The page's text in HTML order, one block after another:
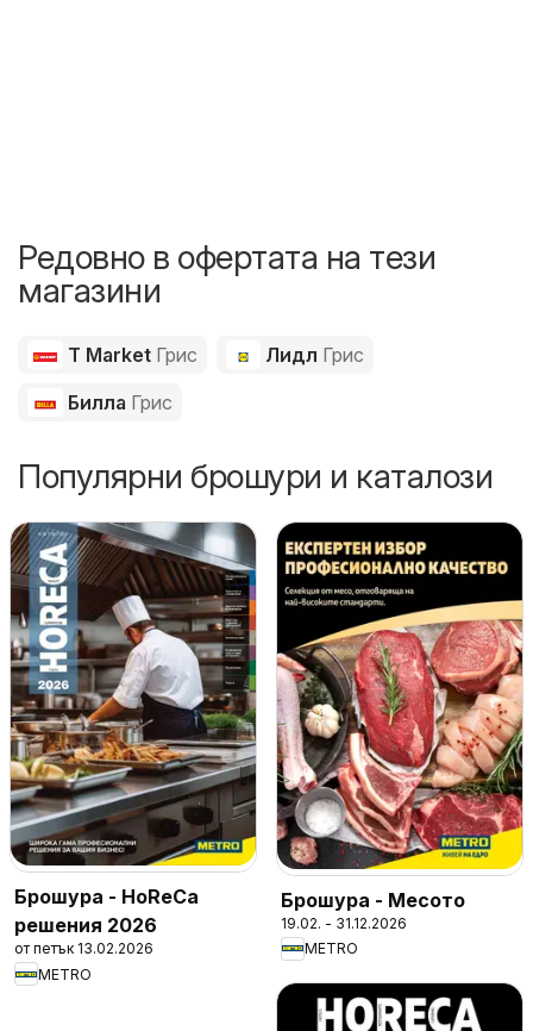
Редовно в офертата на тези
магазини
T Market Грис Лидл Грис
Билла Грис
Популярни брошури и каталози
Брошура - HoReCa
решения 2026
от петък 13.02.2026
METRO
Брошура - Месото
19.02. - 31.12.2026
METRO